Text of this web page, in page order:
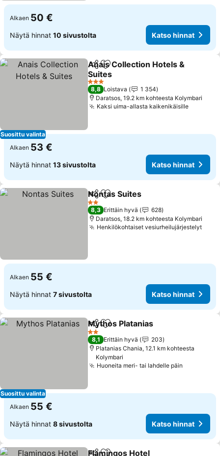
Alkaen 50 €
Näytä hinnat 10 sivustolta Katso hinnat
Suosittu valinta
Jaa Lisää suosikkeihin
Anais Collection Hotels &
Suites
Katso hinnat
3 Tähtiluokitus
8,8 Loistava
1 354
Daratsos, 19.2 km kohteesta Kolymbari
Kaksi uima-allasta kaikenikäisilleKatso
Alkaen 53 €
Näytä hinnat 13 sivustolta Katso hinnat
Jaa Lisää suosikkeihin
Nontas Suites
2 Tähtiluokitus
8,3 Erittäin hyvä
628
Daratsos, 18.2 km kohteesta Kolymbari
Henkilökohtaiset vesiurheilujärjestelyt
Alkaen 55 €
Näytä hinnat 7 sivustolta Katso hinnat
Suosittu valinta
Jaa Lisää suosikkeihin
Mythos Platanias
2 Tähtiluokitus
8,1 Erittäin hyvä
203
Platanias Chania, 12.1 km kohteesta
Kolymbari
Huoneita meri- tai lahdelle päin
Alkaen 55 €
Näytä hinnat 8 sivustolta Katso hinnat
Flamingos Hotel